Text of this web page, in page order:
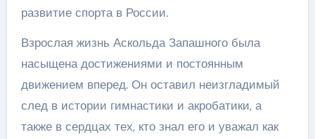
развитие спорта в России.
Взрослая жизнь Аскольда Запашного была
насыщена достижениями и постоянным
движением вперед. Он оставил неизгладимый
след в истории гимнастики и акробатики, а
также в сердцах тех, кто знал его и уважал как